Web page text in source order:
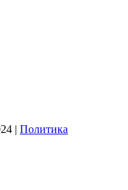
| Политика